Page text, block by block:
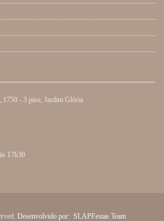
1750 - 3 piso, Jardim Glória
17h30
Desenvolvido por: SLAPFestas Team